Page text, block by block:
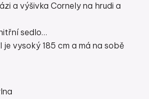
a výšivka Cornely na hrudi a
sedlo
vysoký 185 cm a má na sobě